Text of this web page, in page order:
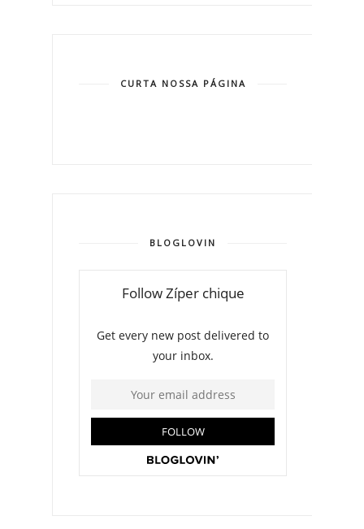
CURTA NOSSA PÁGINA
BLOGLOVIN